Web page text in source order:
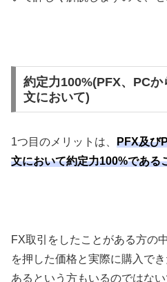
約定力100%(PFX、PC
文において)
1つ目のメリットは、 PFX及び
文において約定力100%である
FX取引をしたことがある方の
を押した価格と実際に購入で
あるという方もいるのではな